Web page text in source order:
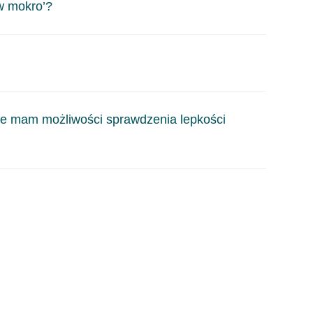
mokro’?
mam możliwości sprawdzenia lepkości